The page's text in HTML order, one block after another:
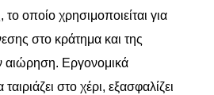
οποίο χρησιμοποιείται για
στο κράτημα και της
αιώρηση. Εργονομικά
στο χέρι, εξασφαλίζει